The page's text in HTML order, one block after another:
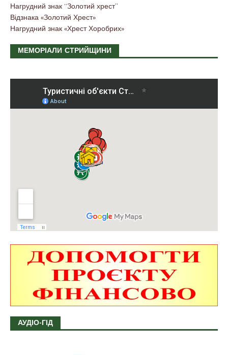
Нагрудний знак “Золотий хрест”
Відзнака «Золотий Хрест»
Нагрудний знак «Хрест Хоробрих»
МЕМОРІАЛИ СТРИЙЩИНИ
АУДІО-ГІД